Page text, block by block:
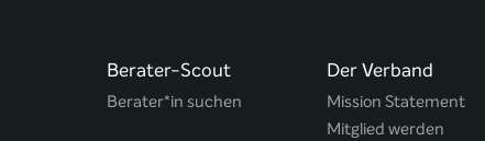
Berater-Scout
Berater*in suchen
Der Verband
Mission Statement
Mitglied werden